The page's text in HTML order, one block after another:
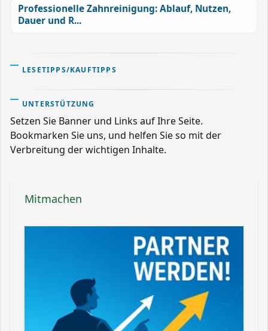
Professionelle Zahnreinigung: Ablauf, Nutzen,
Dauer und R...
LESETIPPS/KAUFTIPPS
UNTERSTÜTZUNG
Setzen Sie Banner und Links auf Ihre Seite.
Bookmarken Sie uns, und helfen Sie so mit der
Verbreitung der wichtigen Inhalte.
Mitmachen